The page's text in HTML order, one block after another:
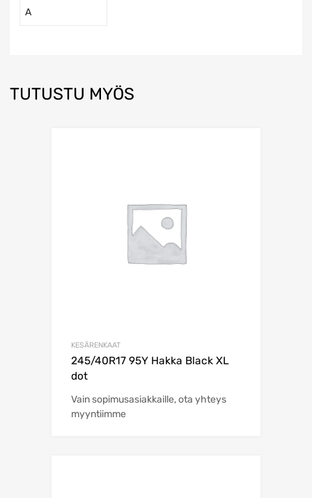
A
TUTUSTU MYÖS
KESÄRENKAAT
245/40R17 95Y Hakka Black XL
dot
Vain sopimusasiakkaille, ota yhteys
myyntiimme